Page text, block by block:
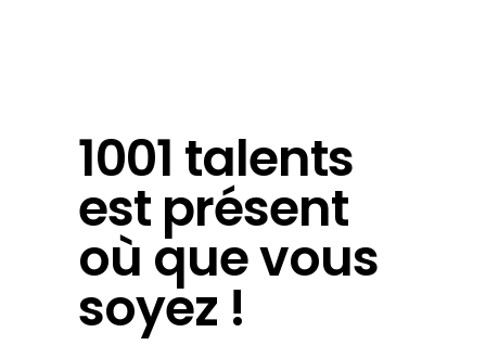
1001 talents
est présent
où que vous
soyez !